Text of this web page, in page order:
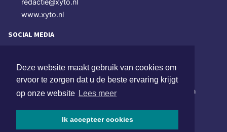
Deze website maakt gebruik van cookies om
ervoor te zorgen dat u de beste ervaring krijgt
op onze website Lees meer
Ik accepteer cookies
www.xyto.nl
SOCIAL MEDIA
NIEUWSBRIEF AANMELDEN
Schrijf je in voor onze nieuwsbrief en krijg wekelijks een